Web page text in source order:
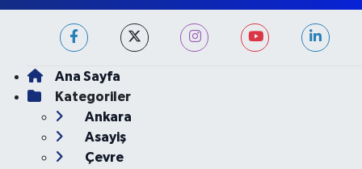
Ana Sayfa
Kategoriler
Ankara
Asayiş
Çevre